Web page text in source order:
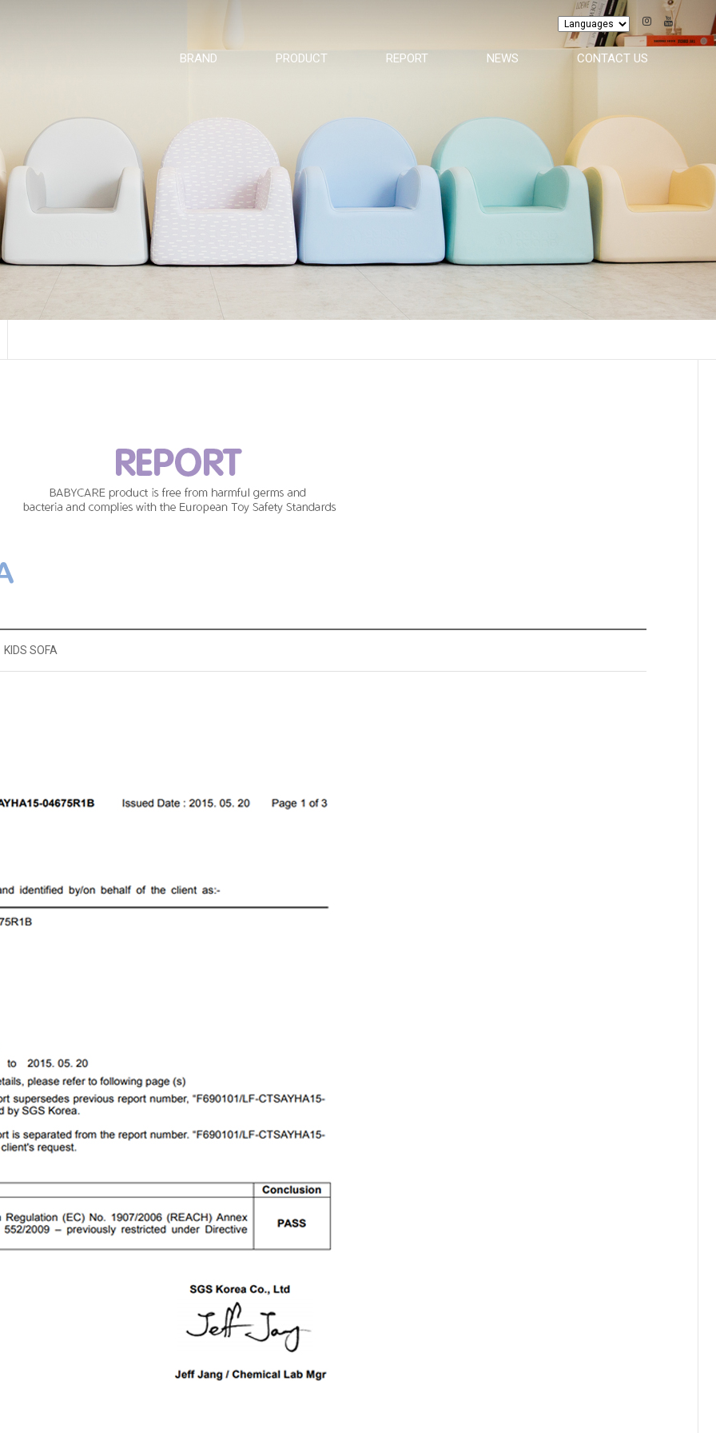
BRAND PRODUCT REPORT NEWS CONTACT US
KIDS SOFA